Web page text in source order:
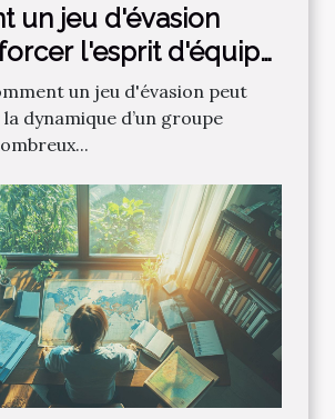
un jeu d'évasion
l'esprit d'équipe
un jeu d'évasion peut
dynamique d’un groupe